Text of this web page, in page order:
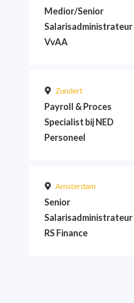
Medior/Senior
Salarisadministrateur
VvAA
Zundert
Payroll & Proces
Specialist bij NED
Personeel
Amsterdam
Senior
Salarisadministrateur
RS Finance